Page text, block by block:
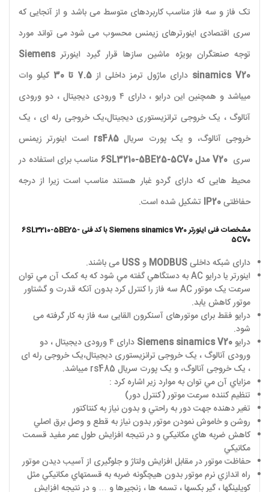
تک فاز و سه فاز مناسب کاربردهای متوسط می باشد و از آنجایی که
سری اقتصادی اینورترهای زیمنس محسوب می شود می تواند مورد
توجه صنعتگران بویژه ماشین سازها قرار گیرد اینورترSiemens
sinamics V20 دارای ماژول ترمز داخلی از 7.5 تا 30
کیلو وات
میباشد و همچنین این درایو ، دارای ۴ ورودی دیجیتال ، دو ورودی
آنالوگ ، یک خروجی ترانزیستوری دیجیتال،یک خروجی رله ای ، یک
خروجی آنالوگ، و یک پورت سریال rs485 است اینورتر زیمنس
سری V20مدل 6SL3210-5BE25-5CV0
مناسب برای استفاده در
محیط هایی که دارای گردو غبار هستند مناسب است زیرا از درجه
حفاظتیIP20 تشکیل شده است.
مشخصات فنی اینورترSiemens sinamics V20
با کد فنی 6SL3210-5BE25-
5CV0
دارای شبکه داخلیMODBUS وUSS می باشند.
اينورتر يا درايوACبه دستگاهي گفته مي شود که به کمک آن مي توان
سرعت يک موتورAC سه فاز را کنترل کرد بدون آنکه قدرت و گشتاور
موتور کاهش يابد.
درایو فقط برای موتورهای آسنکرون القایی سه فاز به کار گرفته می
شود.
درایوSiemens sinamics V20
دارای ۴ ورودی دیجیتال ، دو
ورودی آنالوگ ، یک خروجی ترانزیستوری دیجیتال،یک خروجی رله ای
، یک خروجی آنالوگ، و یک پورت سریال rs485 میباشد.
مزاياي آن مي توان به موارد زير اشاره کرد :
تنظيم کننده سرعت موتور (کنترل دور)
تغير دهنده جهت دور به راحتي و بدون نياز به کنتاکتور
روشن و خاموش نمودن موتور بدون نياز به قطع و وصل برق اصلي
کاهش ضربه هاي مکانيکي و در نتيجه افزايش طول عمر مفيد قسمت
مکانيکي
حفاظت موتور در مقابل افزايش ولتاژ و جلوگيری از آسيب ديدن موتور
راه اندازي نرم موتور بدون هيچگونه ضربه به قسمتهاي مکانيکي مثل
کوپلينگها ، گير بکسها ، تسمه ها ، زنجيرها و … و در نتيجه افزايش